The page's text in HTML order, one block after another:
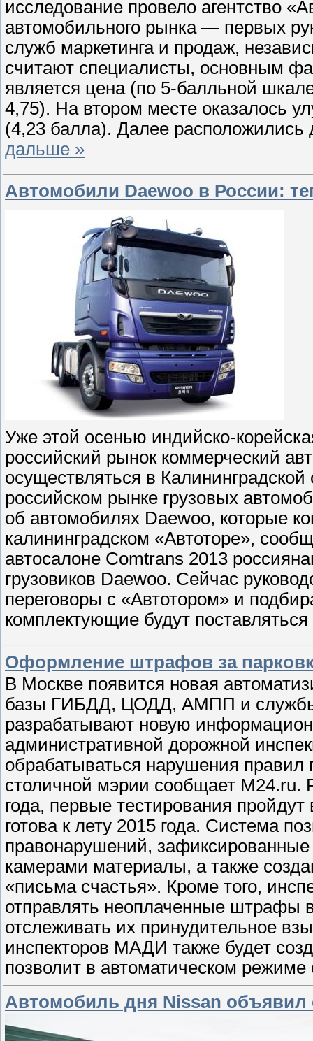
исследование провело агентство
автомобильного рынка — первых
служб маркетинга и продаж,
считают специалисты, основным
является цена (по 5-балльной
4,75). На втором месте оказалось
(4,23 балла). Далее расположились
дальше »
Автомобили Daewoo в России:
Уже этой осенью индийско-
российский рынок коммерческий
осуществляться в
российском рынке грузовых
об автомобилях Daewoo, которые
калининградском «Автоторе»,
автосалоне Comtrans 2013
грузовиков Daewoo. Сейчас
переговоры с «Автотором» и
комплектующие будут поставляться
Оформление штрафов за
В Москве появится новая
базы ГИБДД, ЦОДД, АМПП и службы
разрабатывают новую
административной дорожной
обрабатываться нарушения правил
столичной мэрии сообщает M24.ru.
года, первые тестирования
готова к лету 2015 года. Система
правонарушений,
камерами материалы, а также
«письма счастья». Кроме того,
отправлять неоплаченные штрафы
отслеживать их принудительное
инспекторов МАДИ также будет
позволит в автоматическом режиме
Автомобиль дня Nissan объявил